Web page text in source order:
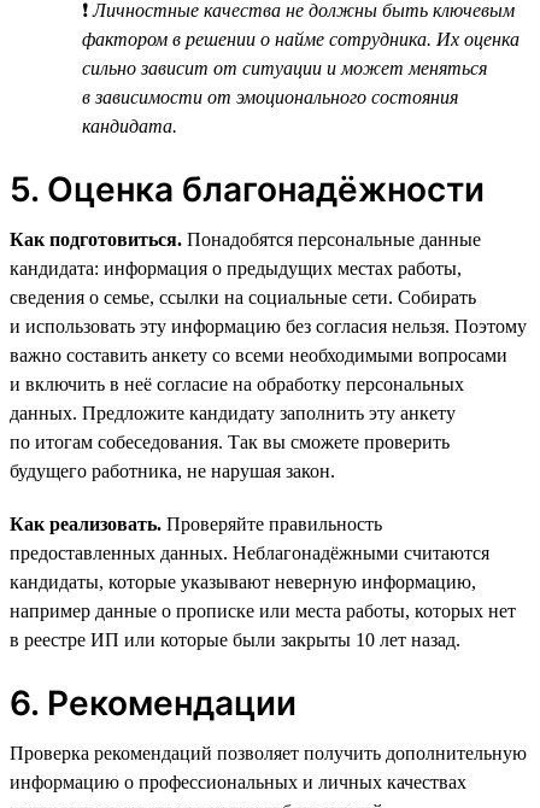
❗Личностные качества не должны быть ключевым
фактором в решении о найме сотрудника. Их оценка
сильно зависит от ситуации и может меняться
в зависимости от эмоционального состояния
кандидата.
5. Оценка благонадёжности
Как подготовиться. Понадобятся персональные данные
кандидата: информация о предыдущих местах работы,
сведения о семье, ссылки на социальные сети. Собирать
и использовать эту информацию без согласия нельзя. Поэтому
важно составить анкету со всеми необходимыми вопросами
и включить в неё согласие на обработку персональных
данных. Предложите кандидату заполнить эту анкету
по итогам собеседования. Так вы сможете проверить
будущего работника, не нарушая закон.
Как реализовать. Проверяйте правильность
предоставленных данных. Неблагонадёжными считаются
кандидаты, которые указывают неверную информацию,
например данные о прописке или места работы, которых нет
в реестре ИП или которые были закрыты 10 лет назад.
6. Рекомендации
Проверка рекомендаций позволяет получить дополнительную
информацию о профессиональных и личных качествах